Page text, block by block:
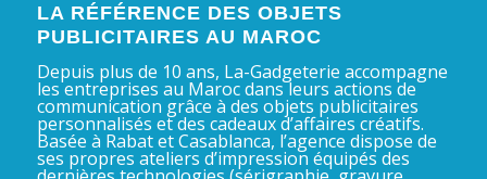
LA RÉFÉRENCE DES OBJETS
PUBLICITAIRES AU MAROC
Depuis plus de 10 ans, La-Gadgeterie accompagne
les entreprises au Maroc dans leurs actions de
communication grâce à des objets publicitaires
personnalisés et des cadeaux d’affaires créatifs.
Basée à Rabat et Casablanca, l’agence dispose de
ses propres ateliers d’impression équipés des